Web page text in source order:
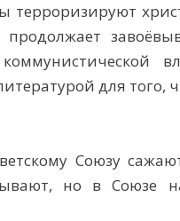
терроризируют
для того,
Союзу
но в Союзе